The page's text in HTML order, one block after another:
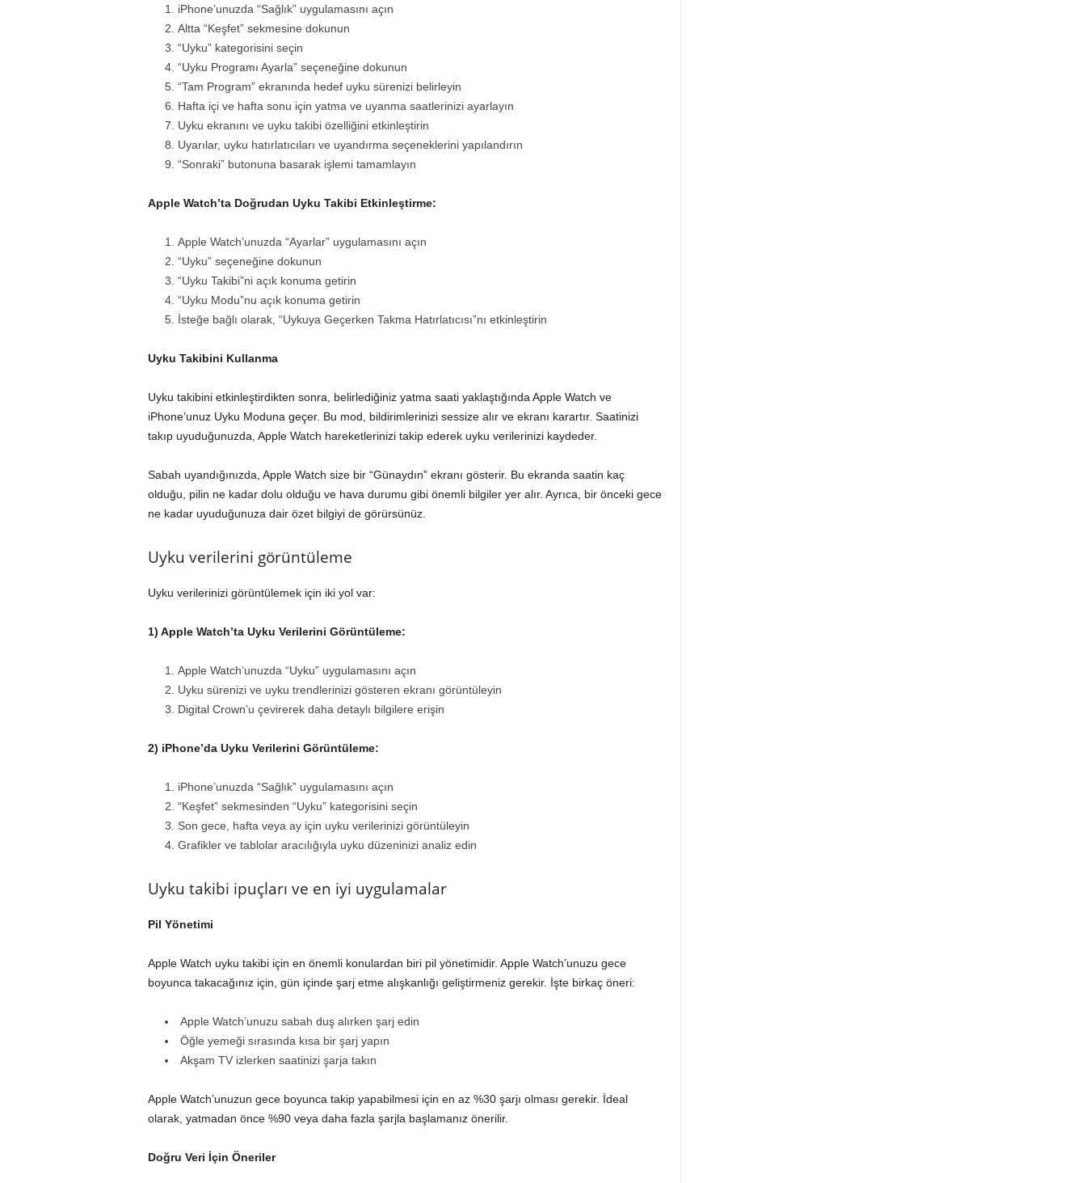
iPhone’unuzda “Sağlık” uygulamasını açın
Altta “Keşfet” sekmesine dokunun
“Uyku” kategorisini seçin
“Uyku Programı Ayarla” seçeneğine dokunun
“Tam Program” ekranında hedef uyku sürenizi belirleyin
Hafta içi ve hafta sonu için yatma ve uyanma saatlerinizi ayarlayın
Uyku ekranını ve uyku takibi özelliğini etkinleştirin
Uyarılar, uyku hatırlatıcıları ve uyandırma seçeneklerini yapılandırın
“Sonraki” butonuna basarak işlemi tamamlayın
Apple Watch’ta Doğrudan Uyku Takibi Etkinleştirme:
Apple Watch’unuzda “Ayarlar” uygulamasını açın
“Uyku” seçeneğine dokunun
“Uyku Takibi”ni açık konuma getirin
“Uyku Modu”nu açık konuma getirin
İsteğe bağlı olarak, “Uykuya Geçerken Takma Hatırlatıcısı”nı etkinleştirin
Uyku Takibini Kullanma
Uyku takibini etkinleştirdikten sonra, belirlediğiniz yatma saati yaklaştığında Apple Watch ve
iPhone’unuz Uyku Moduna geçer. Bu mod, bildirimlerinizi sessize alır ve ekranı karartır. Saatinizi
takıp uyuduğunuzda, Apple Watch hareketlerinizi takip ederek uyku verilerinizi kaydeder.
Sabah uyandığınızda, Apple Watch size bir “Günaydın” ekranı gösterir. Bu ekranda saatin kaç
olduğu, pilin ne kadar dolu olduğu ve hava durumu gibi önemli bilgiler yer alır. Ayrıca, bir önceki gece
ne kadar uyuduğunuza dair özet bilgiyi de görürsünüz.
Uyku verilerini görüntüleme
Uyku verilerinizi görüntülemek için iki yol var:
1) Apple Watch’ta Uyku Verilerini Görüntüleme:
Apple Watch’unuzda “Uyku” uygulamasını açın
Uyku sürenizi ve uyku trendlerinizi gösteren ekranı görüntüleyin
Digital Crown’u çevirerek daha detaylı bilgilere erişin
2) iPhone’da Uyku Verilerini Görüntüleme:
iPhone’unuzda “Sağlık” uygulamasını açın
“Keşfet” sekmesinden “Uyku” kategorisini seçin
Son gece, hafta veya ay için uyku verilerinizi görüntüleyin
Grafikler ve tablolar aracılığıyla uyku düzeninizi analiz edin
Uyku takibi ipuçları ve en iyi uygulamalar
Pil Yönetimi
Apple Watch uyku takibi için en önemli konulardan biri pil yönetimidir. Apple Watch’unuzu gece
boyunca takacağınız için, gün içinde şarj etme alışkanlığı geliştirmeniz gerekir. İşte birkaç öneri:
Apple Watch’unuzu sabah duş alırken şarj edin
Öğle yemeği sırasında kısa bir şarj yapın
Akşam TV izlerken saatinizi şarja takın
Apple Watch’unuzun gece boyunca takip yapabilmesi için en az %30 şarjı olması gerekir. İdeal
olarak, yatmadan önce %90 veya daha fazla şarjla başlamanız önerilir.
Doğru Veri İçin Öneriler